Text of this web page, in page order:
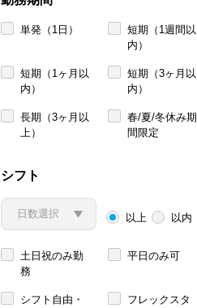
単発（1日）
短期（1週間以
内）
短期（1ヶ月以
内）
短期（3ヶ月以
内）
長期（3ヶ月以
上）
春/夏/冬休み期
間限定
シフト
以上 以内
土日祝のみ勤
務
平日のみ可
シフト自由・
フレックスタ